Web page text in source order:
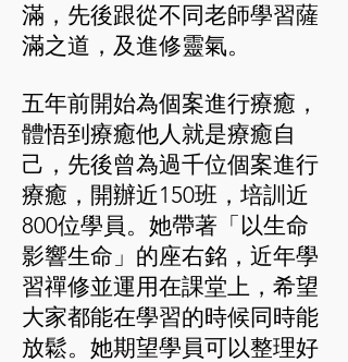
滿，先後跟從不同老師學習薩
滿之道，及進修靈氣。
五年前開始為個案進行療癒，
體悟到療癒他人就是療癒自
己，先後曾為過千位個案進行
療癒，開辦近150班，培訓近
800位學員。她帶著「以生命
影響生命」的座右銘，近年學
習禪修並運用在課堂上，希望
大家都能在學習的時候同時能
放鬆。她期望學員可以整理好